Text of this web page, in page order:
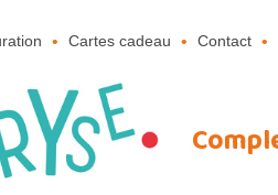
Cartes cadeau Contact